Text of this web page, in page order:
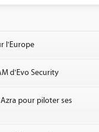
l'Europe
d'Evo Security
pour piloter ses